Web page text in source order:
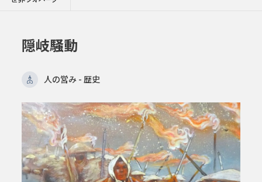
隠岐騒動
人の営み - 歴史